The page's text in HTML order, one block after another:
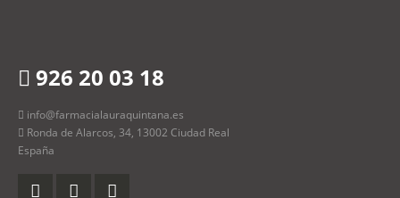
926 20 03 18
info@farmacialauraquintana.es
Ronda de Alarcos, 34, 13002 Ciudad Real
España